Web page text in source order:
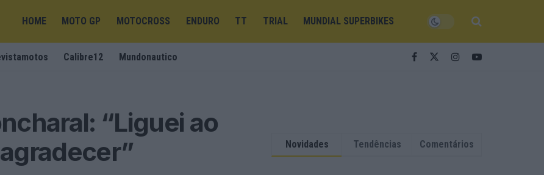
HOME MOTO GP MOTOCROSS ENDURO TT TRIAL MUNDIAL SUPERBIKES
Calibre12 Mundonautico
“Liguei ao
Novidades Tendências Comentários